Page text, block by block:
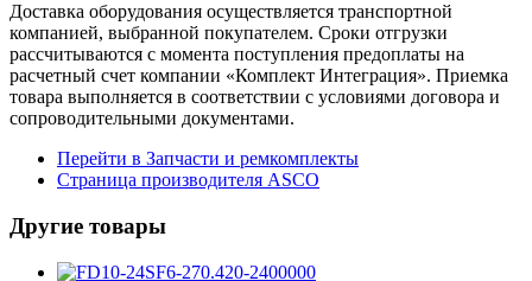
Доставка оборудования осуществляется транспортной
компанией, выбранной покупателем. Сроки отгрузки
рассчитываются с момента поступления предоплаты на
расчетный счет компании «Комплект Интеграция». Приемка
товара выполняется в соответствии с условиями договора и
сопроводительными документами.
Перейти в Запчасти и ремкомплекты
Страница производителя ASCO
Другие товары